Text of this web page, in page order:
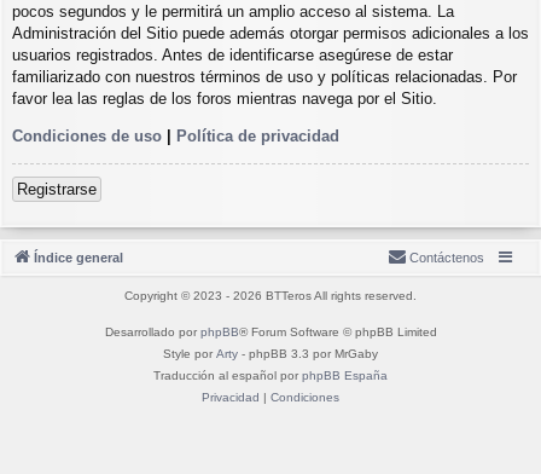
pocos segundos y le permitirá un amplio acceso al sistema. La
Administración del Sitio puede además otorgar permisos adicionales a los
usuarios registrados. Antes de identificarse asegúrese de estar
familiarizado con nuestros términos de uso y políticas relacionadas. Por
favor lea las reglas de los foros mientras navega por el Sitio.
Condiciones de uso | Política de privacidad
Registrarse
Índice general Contáctenos
Copyright © 2023 - 2026 BTTeros All rights reserved.
Desarrollado por phpBB® Forum Software © phpBB Limited
Style por Arty - phpBB 3.3 por MrGaby
Traducción al español por phpBB España
Privacidad | Condiciones